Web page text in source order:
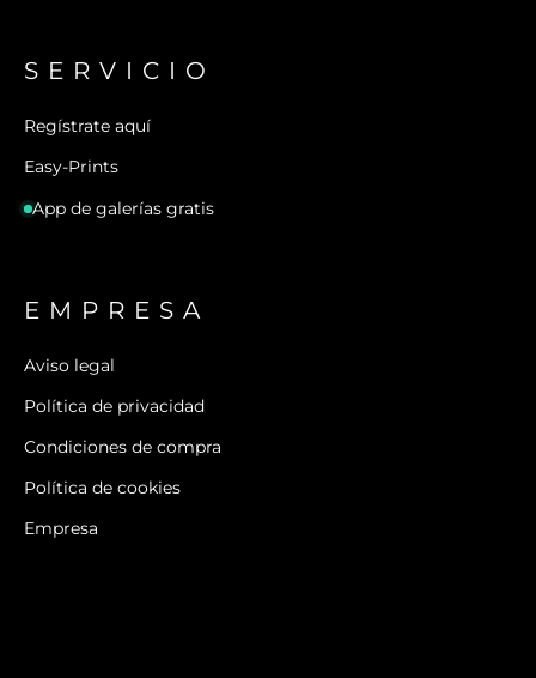
SERVICIO
Regístrate aquí
Easy-Prints
App de galerías gratis
EMPRESA
Aviso legal
Política de privacidad
Condiciones de compra
Política de cookies
Empresa